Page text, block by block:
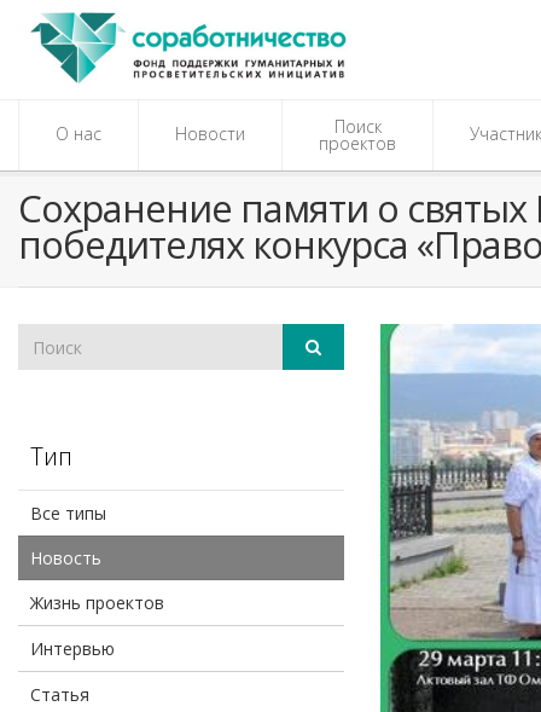
О нас Новости Поиск
проектов
Сохранение памяти о святых
победителях конкурса
Тип
Все типы
Новость
Жизнь проектов
Интервью
Статья